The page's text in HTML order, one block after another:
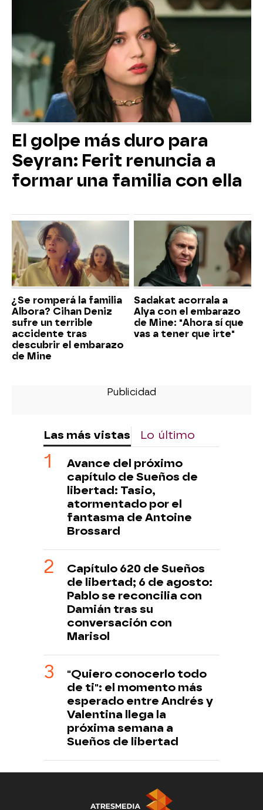
El golpe más duro para
Seyran: Ferit renuncia a
formar una familia con ella
¿Se romperá la familia
Albora? Cihan Deniz
sufre un terrible
accidente tras
descubrir el embarazo
de Mine
Sadakat acorrala a
Alya con el embarazo
de Mine: "Ahora sí que
vas a tener que irte"
Las más vistas Lo último
Avance del próximo
capítulo de Sueños de
libertad: Tasio,
atormentado por el
fantasma de Antoine
Brossard
Capítulo 620 de Sueños
de libertad; 6 de agosto:
Pablo se reconcilia con
Damián tras su
conversación con
Marisol
"Quiero conocerlo todo
de ti": el momento más
esperado entre Andrés y
Valentina llega la
próxima semana a
Sueños de libertad